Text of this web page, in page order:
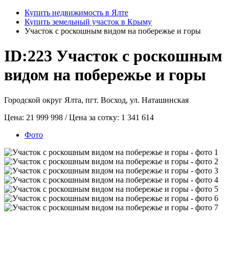
Купить недвижимость в Ялте
Купить земельный участок в Крыму
Участок с роскошным видом на побережье и горы
ID:223 Участок с роскошным
видом на побережье и горы
Городской округ Ялта, пгт. Восход, ул. Наташинская
Цена: 21 999 998 / Цена за сотку: 1 341 614
Фото